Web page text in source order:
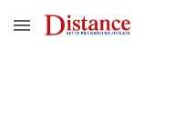
Skip to main content